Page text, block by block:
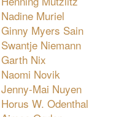
Nadine Muriel
Ginny Myers Sain
Swantje Niemann
Garth Nix
Naomi Novik
Jenny-Mai Nuyen
Horus W. Odenthal